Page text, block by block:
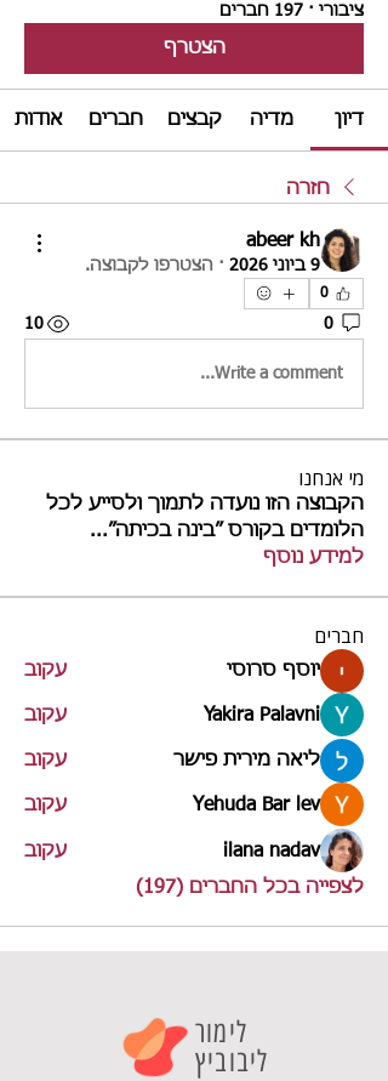
ציבורי · 197 חברים
הצטרף
דיון מדיה קבצים חברים אודות
חזרה
abeer kh
9 ביוני 2026 · הצטרפו לקבוצה.
0
0
10
Write a comment...
מי אנחנו
הקבוצה הזו נועדה לתמוך ולסייע לכל
הלומדים בקורס ״בינה בכיתה״...
למידע נוסף
חברים
יוסף סרוסי עקוב
Yakira Palavni עקוב
ליאה מירית פישר עקוב
Yehuda Bar lev עקוב
ilana nadav
עקוב
לצפייה בכל החברים (197)
לימור
ליבוביץ